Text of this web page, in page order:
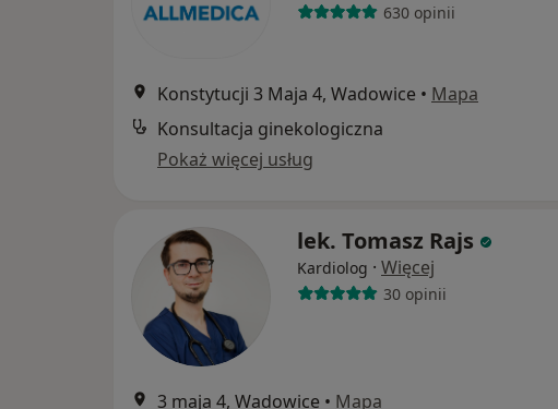
630 opinii
Konstytucji 3 Maja 4, Wadowice • Mapa
Konsultacja ginekologiczna
Pokaż więcej usług
lek. Tomasz Rajs
Kardiolog · Więcej
30 opinii
3 maja 4, Wadowice • Mapa